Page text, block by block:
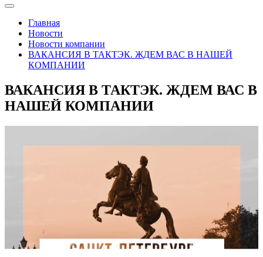
Главная
Новости
Новости компании
ВАКАНСИЯ В ТАКТЭК. ЖДЕМ ВАС В НАШЕЙ
КОМПАНИИ
ВАКАНСИЯ В ТАКТЭК. ЖДЕМ ВАС В
НАШЕЙ КОМПАНИИ